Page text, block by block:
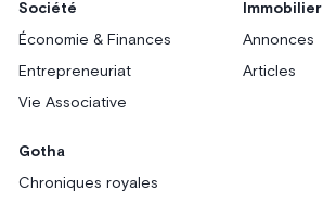
Société
Économie & Finances
Entrepreneuriat
Vie Associative
Immobilier
Annonces
Articles
Gotha
Chroniques royales